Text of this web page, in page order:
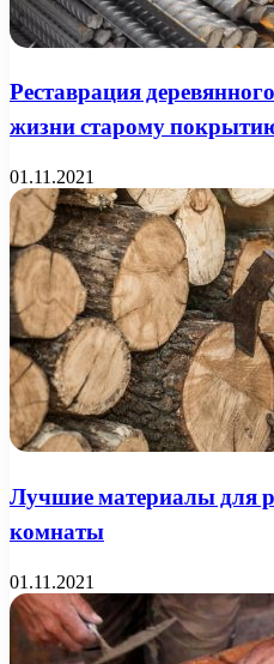
Реставрация
жизни старому
01.11.2021
Лучшие материалы для
комнаты
01.11.2021